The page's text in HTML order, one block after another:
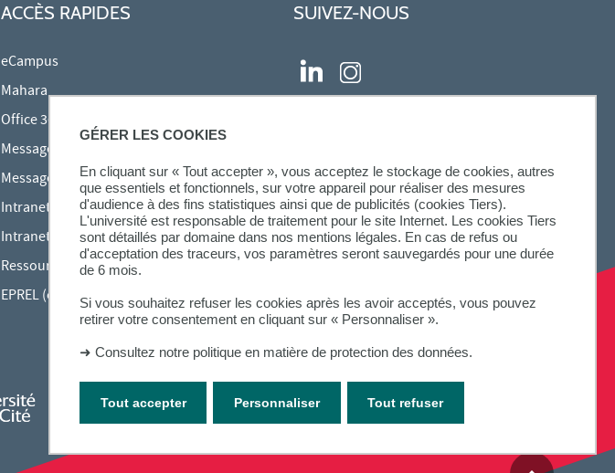
GÉRER LES COOKIES
En cliquant sur « Tout accepter », vous acceptez le stockage de cookies, autres
que essentiels et fonctionnels, sur votre appareil pour réaliser des mesures
d'audience à des fins statistiques ainsi que de publicités (cookies Tiers).
L'université est responsable de traitement pour le site Internet. Les cookies Tiers
sont détaillés par domaine dans nos mentions légales. En cas de refus ou
d'acceptation des traceurs, vos paramètres seront sauvegardés pour une durée
de 6 mois.
Si vous souhaitez refuser les cookies après les avoir acceptés, vous pouvez
retirer votre consentement en cliquant sur « Personnaliser ».
➜ Consultez notre politique en matière de protection des données.
Tout accepter Tout refuser
Personnaliser
ACCÈS RAPIDES
eCampus
Mahara
Office 365
Messagerie des étudiants
Messagerie des personnels
Intranet Inspé
Intranet UPEC
Ressources audiovisuelles Inspé
EPREL (cours en ligne)
SUIVEZ-NOUS